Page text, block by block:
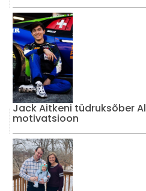
Jack Aitkeni tüdruksõber
motivatsioon